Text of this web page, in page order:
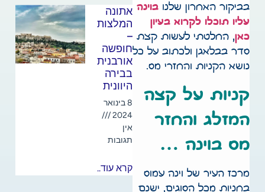
בביקור האחרון שלנו בוינה
עליו תוכלו לקרוא בעיון
כאן, החלטתי לעשות קצת
סדר בבלאגן ולכתוב על כל
נושא הקניות והחזרי מס.
קניות על קצה
המזלג והחזר
מס בוינה …
מרכז העיר של וינה עמוס
בחניות מכל הסוגים, ישנם
אתונה
המלצות
–
חופשה
אורבנית
בבירה
היוונית
8 בינואר
2024
אין
תגובות
קרא עוד..